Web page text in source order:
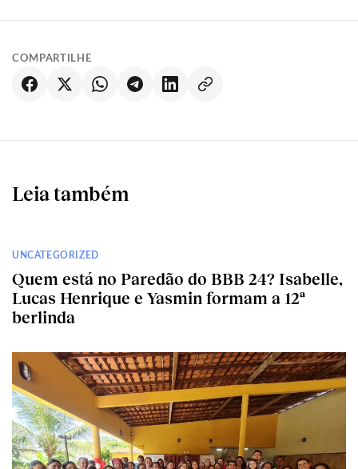
COMPARTILHE
Leia também
UNCATEGORIZED
Quem está no Paredão do BBB 24? Isabelle,
Lucas Henrique e Yasmin formam a 12ª
berlinda